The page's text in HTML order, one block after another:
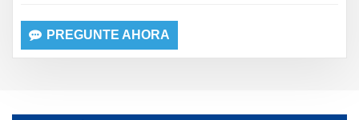
PREGUNTE AHORA